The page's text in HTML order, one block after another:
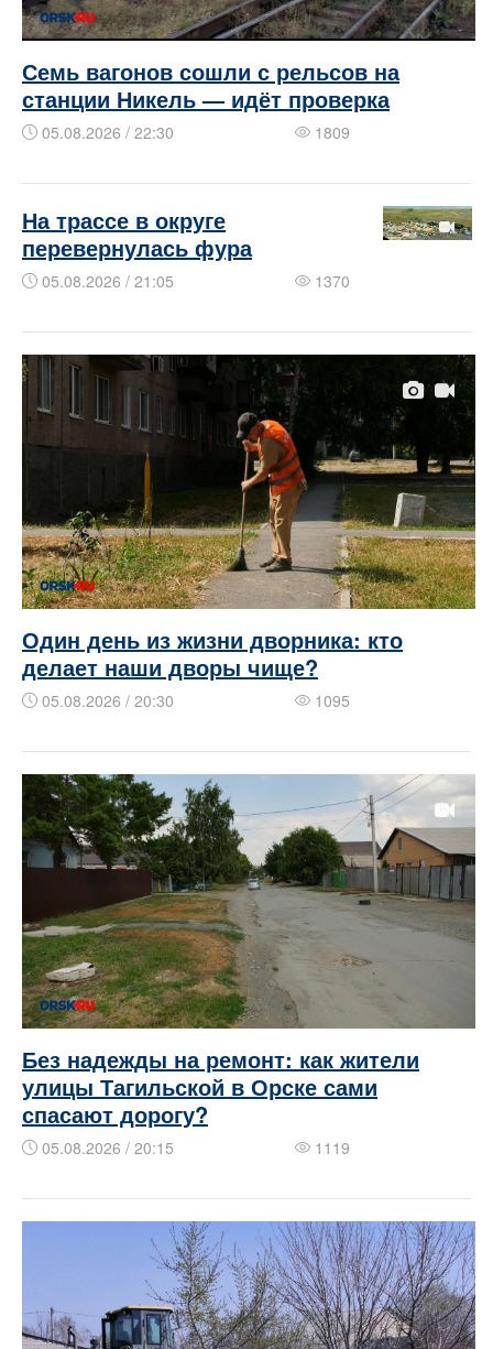
Семь вагонов сошли с рельсов на
станции Никель — идёт проверка
05.08.2026 / 22:30 1809
На трассе в округе
перевернулась фура
05.08.2026 / 21:05 1370
Один день из жизни дворника: кто
делает наши дворы чище?
05.08.2026 / 20:30 1095
Без надежды на ремонт: как жители
улицы Тагильской в Орске сами
спасают дорогу?
05.08.2026 / 20:15 1119